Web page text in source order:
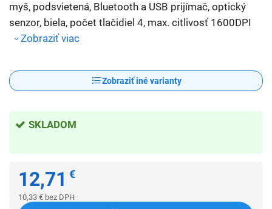
myš, podsvietená, Bluetooth a USB prijímač, optický
senzor, biela, počet tlačidiel 4, max. citlivosť 1600DPI
Zobraziť viac
Zobraziť iné varianty
SKLADOM
12,71 €
10,33 € bez DPH